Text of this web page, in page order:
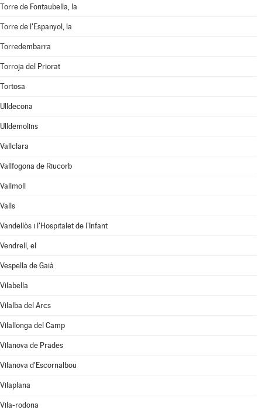
Torre de Fontaubella, la
Torre de l'Espanyol, la
Torredembarra
Torroja del Priorat
Tortosa
Ulldecona
Ulldemolins
Vallclara
Vallfogona de Riucorb
Vallmoll
Valls
Vandellòs i l'Hospitalet de l'Infant
Vendrell, el
Vespella de Gaià
Vilabella
Vilalba del Arcs
Vilallonga del Camp
Vilanova de Prades
Vilanova d'Escornalbou
Vilaplana
Vila-rodona